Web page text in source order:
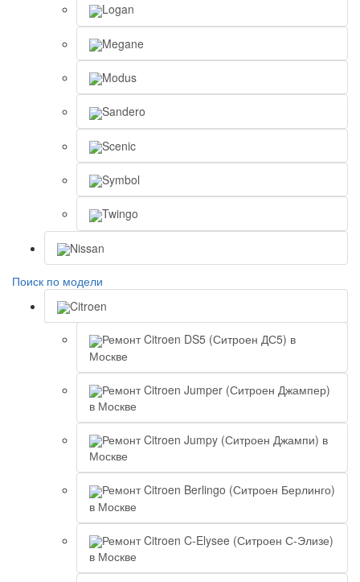
Logan
Megane
Modus
Sandero
Scenic
Symbol
Twingo
Nissan
Поиск по модели
Citroen
Ремонт Citroen DS5 (Ситроен ДС5) в
Москве
Ремонт Citroen Jumper (Ситроен Джампер)
в Москве
Ремонт Citroen Jumpy (Ситроен Джампи) в
Москве
Ремонт Citroen Berlingo (Ситроен Берлинго)
в Москве
Ремонт Citroen C-Elysee (Ситроен С-Элизе)
в Москве